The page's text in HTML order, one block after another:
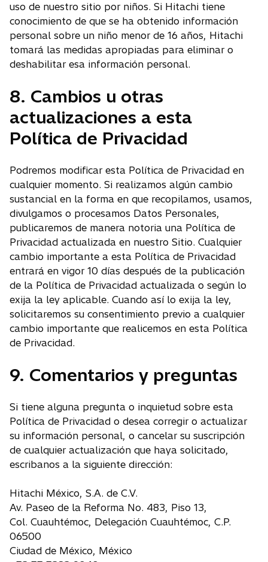
uso de nuestro sitio por niños. Si Hitachi tiene
conocimiento de que se ha obtenido información
personal sobre un niño menor de 16 años, Hitachi
tomará las medidas apropiadas para eliminar o
deshabilitar esa información personal.
8. Cambios u otras
actualizaciones a esta
Política de Privacidad
Podremos modificar esta Política de Privacidad en
cualquier momento. Si realizamos algún cambio
sustancial en la forma en que recopilamos, usamos,
divulgamos o procesamos Datos Personales,
publicaremos de manera notoria una Política de
Privacidad actualizada en nuestro Sitio. Cualquier
cambio importante a esta Política de Privacidad
entrará en vigor 10 días después de la publicación
de la Política de Privacidad actualizada o según lo
exija la ley aplicable. Cuando así lo exija la ley,
solicitaremos su consentimiento previo a cualquier
cambio importante que realicemos en esta Política
de Privacidad.
9. Comentarios y preguntas
Si tiene alguna pregunta o inquietud sobre esta
Política de Privacidad o desea corregir o actualizar
su información personal, o cancelar su suscripción
de cualquier actualización que haya solicitado,
escribanos a la siguiente dirección:
Hitachi México, S.A. de C.V.
Av. Paseo de la Reforma No. 483, Piso 13,
Col. Cuauhtémoc, Delegación Cuauhtémoc, C.P.
06500
Ciudad de México, México